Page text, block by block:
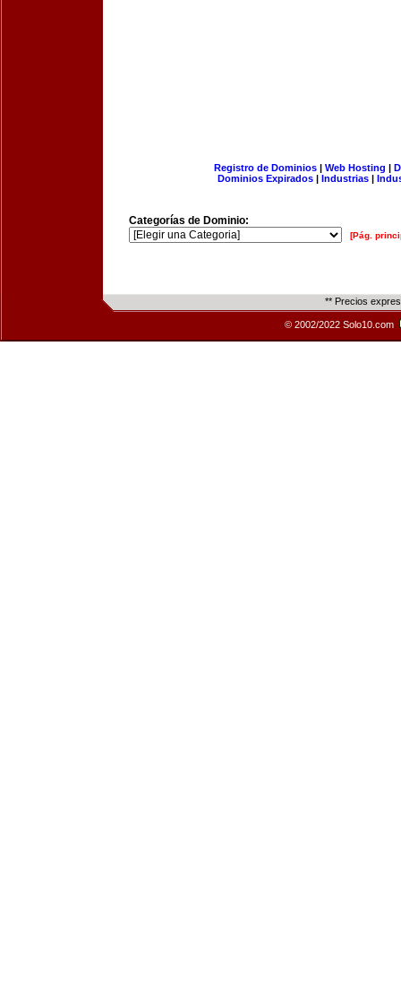
Registro de Dominios| Web Hosting |
Dominios Expirados | Industrias |
Categorías de Dominio:
[Pág.
** Precios
© 2002/2022 Solo10.com